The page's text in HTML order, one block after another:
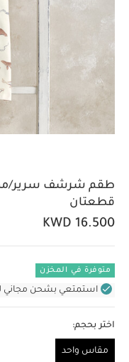
طقم شرشف سرير/
قطعتان
KWD 16.500
متوفرة في المخزن
استمتعي بشحن مجاني
اختر بحجم:
مقاس واحد